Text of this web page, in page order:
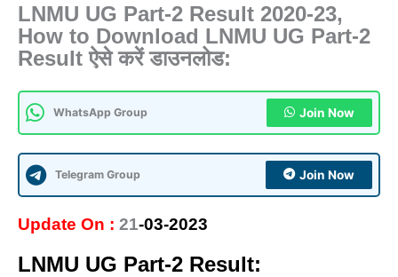
LNMU UG Part-2 Result 2020-23,
How to Download LNMU UG Part-2
Result ऐसे करें डाउनलोड:
WhatsApp Group Join Now
Telegram Group Join Now
Update On : 21-03-2023
LNMU UG Part-2 Result: